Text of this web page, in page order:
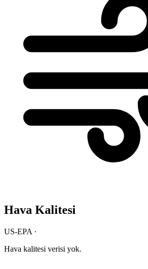
Hava Kalitesi
US-EPA ·
Hava kalitesi verisi yok.